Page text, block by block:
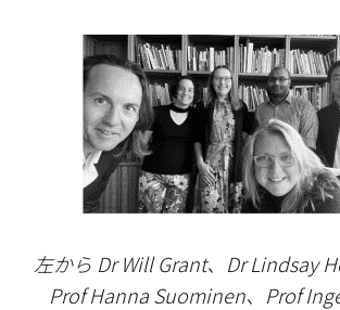
左から Dr Will Grant、Dr Lindsay
Prof Hanna Suominen、Prof